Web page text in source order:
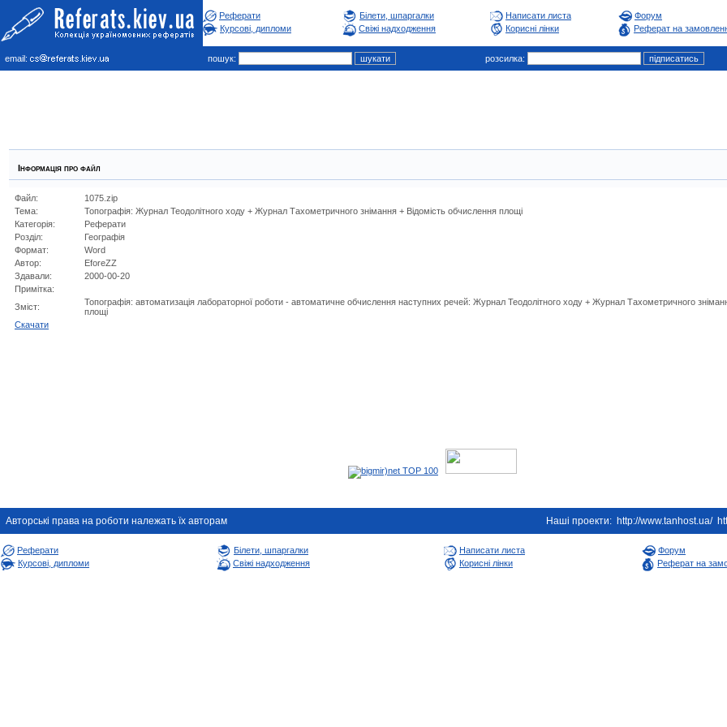
Реферати Білети, шпаргалки Написати листа
Форум
Курсові, дипломи
Свіжі надходження Корисні лінки Реферат на
email: пошук: розсилка:
Інформація про файл
Файл:
1075.zip
Тема:
Топографія: Журнал Теодолітного ходу + Журнал Тахометричного знімання + Відомість обчислення площі
Категорія:
Реферати
Розділ:
Географiя
Формат:
Word
Автор:
EforeZZ
Здавали:
2000-00-20
Примітка:
Зміст:
Топографія: автоматизація лабораторної роботи - автоматичне обчислення наступних речей: Журнал Теодолітного ходу + Журнал Тахометричного
площі
Cкачати
Авторськi права на роботи належать їх авторам Наші проекти: http://www.tanhost.ua/
Реферати Білети, шпаргалки Написати листа
Форум
Курсові, дипломи
Свіжі надходження Корисні лінки Реферат на